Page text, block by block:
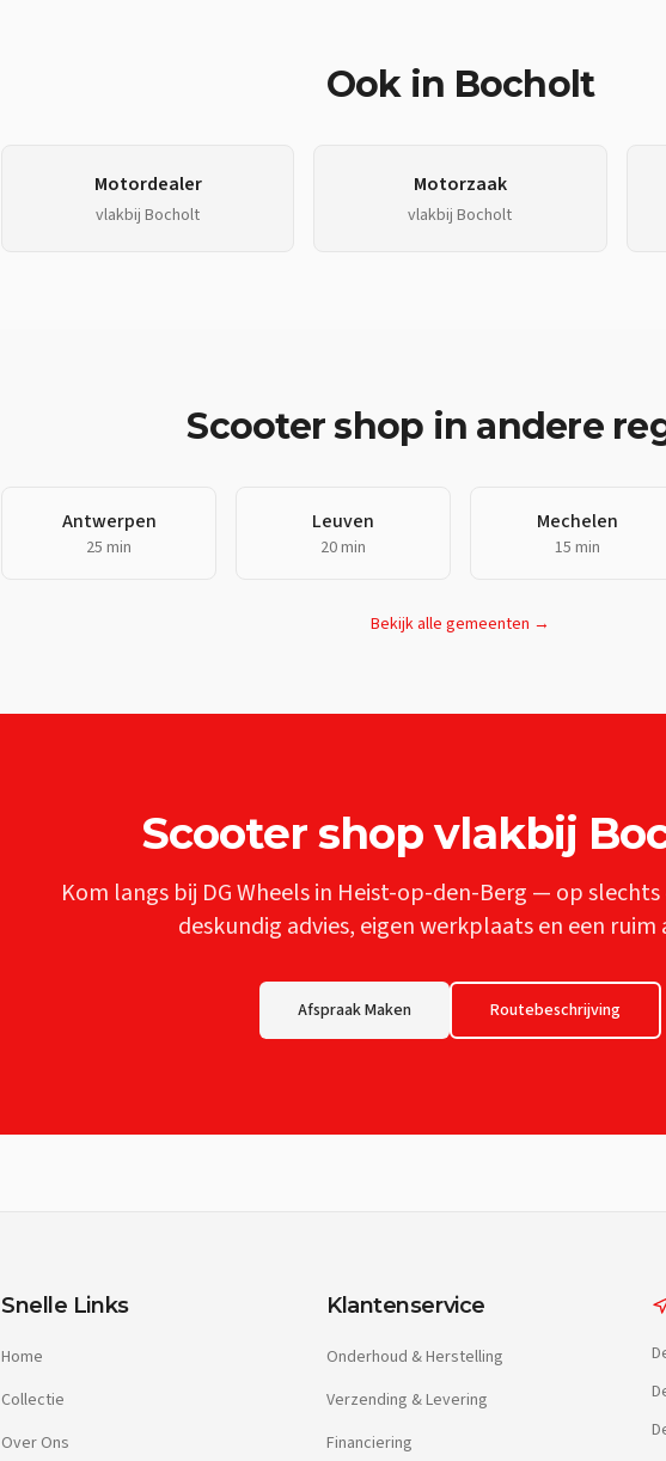
Ook in Bocholt
Motordealer
vlakbijBocholt
Motorzaak
vlakbijBocholt
Scooter shop in andere
Antwerpen
25 min
Leuven
20 min
Mechelen
15 min
Bekijk alle gemeenten →
Scooter shop vlakbij
Kom langs bij DG Wheels in Heist-op-den-Berg — op slechts
deskundig advies, eigen werkplaats en een ruim
Afspraak Maken Routebeschrijving
Snelle Links
Home
Collectie
Over Ons
Klantenservice
Onderhoud & Herstelling
Verzending & Levering
Financiering